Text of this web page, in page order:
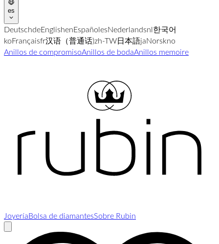
es
DeutschdeEnglishenEspañolesNederlandsnl한국어
koFrançaisfr汉语（普通话)zh-TW日本語jaNorskno
Anillos de compromisoAnillos de bodaAnillos memoire
JoyeríaBolsa de diamantesSobre Rubin